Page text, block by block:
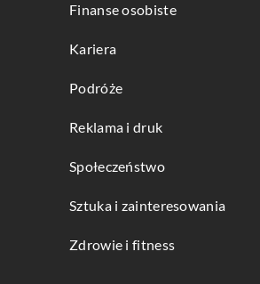
Finanse osobiste
Kariera
Podróże
Reklama i druk
Społeczeństwo
Sztuka i zainteresowania
Zdrowie i fitness